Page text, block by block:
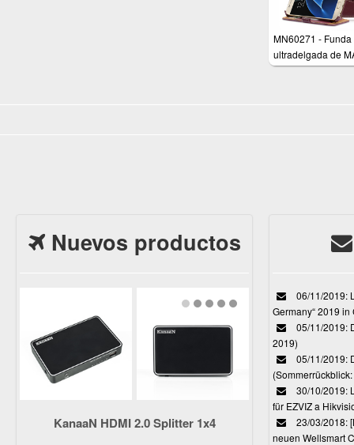
MN60271 - Funda
ultradelgada de
para Samsung
Nuevos productos
KanaaN HDMI 2.0 Splitter 1x4
06/11/2019:
Germany“ 2019
05/11/2019:
2019)
05/11/2019:
30/10/2019:
für EZVIZ a
23/03/2018:
neuen Wellsmart